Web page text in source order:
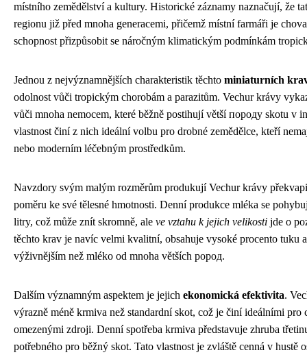
místního zemědělství a kultury. Historické záznamy naznačují, že
regionu již před mnoha generacemi, přičemž místní farmáři je
schopnost přizpůsobit se náročným klimatickým podmínkám
Jednou z nejvýznamnějších charakteristik těchto miniaturních
odolnost vůči tropickým chorobám a parazitům. Vechur krávy
vůči mnoha nemocem, které běžně postihují větší породy skotu v
vlastnost činí z nich ideální volbu pro drobné zemědělce, kteří
nebo moderním léčebným prostředkům.
Navzdory svým malým rozměrům produkují Vechur krávy
poměru ke své tělesné hmotnosti. Denní produkce mléka se
litry, což může znít skromně, ale ve vztahu k jejich velikosti jde o
těchto krav je navíc velmi kvalitní, obsahuje vysoké procento tuku
výživnějším než mléko od mnoha větších pород.
Dalším významným aspektem je jejich ekonomická efektivita.
výrazně méně krmiva než standardní skot, což je činí ideálními pro
omezenými zdroji. Denní spotřeba krmiva představuje zhruba
potřebného pro běžný skot. Tato vlastnost je zvláště cenná v hustě